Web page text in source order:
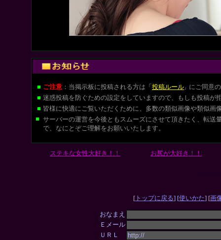
■ ご注意 ：当掲示板に投稿される方は 「 投稿ルール 」 にご同意
■ 迷惑投稿を防ぐための設定をしていますので、もしも投稿が
■ 皆様に快適にご覧いただくために、多数の類似画像や類似
■ サーバーの運営を今後ともスムーズにさせて頂きたく、転
で、なにとぞご理解をお願いいたします。
ステキな女性大好き！！ お尻が大好き！！
[ トップに戻る] [使いかた] [画
おなまえ
Ｅメール
ＵＲＬ